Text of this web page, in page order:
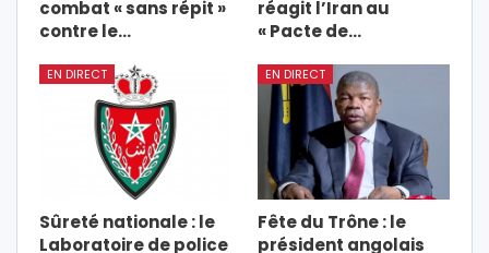
combat « sans répit »
contre le…
réagit l’Iran au
« Pacte de…
EN DIRECT
Sûreté nationale : le
Laboratoire de police
EN DIRECT
Fête du Trône : le
président angolais